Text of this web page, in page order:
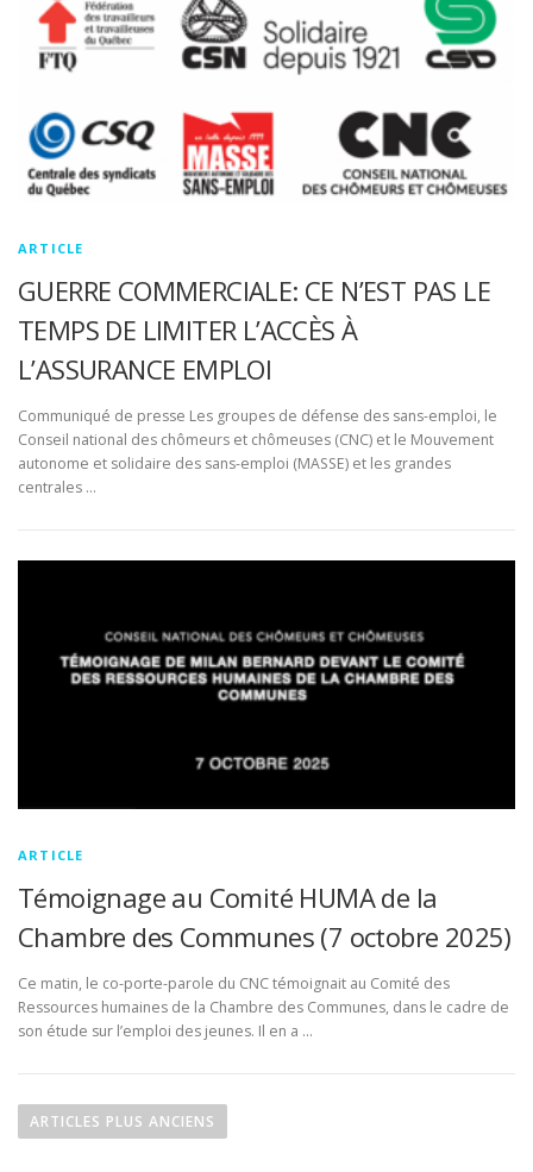
ARTICLE
GUERRE COMMERCIALE: CE N’EST PAS LE
TEMPS DE LIMITER L’ACCÈS À
L’ASSURANCE EMPLOI
Communiqué de presse Les groupes de défense des sans-emploi, le
Conseil national des chômeurs et chômeuses (CNC) et le Mouvement
autonome et solidaire des sans-emploi (MASSE) et les grandes
centrales …
ARTICLE
Témoignage au Comité HUMA de la
Chambre des Communes (7 octobre 2025)
Ce matin, le co-porte-parole du CNC témoignait au Comité des
Ressources humaines de la Chambre des Communes, dans le cadre de
son étude sur l’emploi des jeunes. Il en a …
ARTICLES PLUS ANCIENS